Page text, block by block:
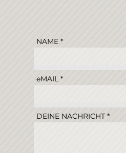
NAME
eMAIL
DEINE NACHRICHT